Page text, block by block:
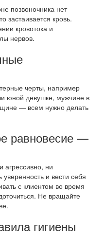
позвоночника нет
застаивается кровь.
кровотока и
нервов.
черты, например
юной девушке, мужчине в
— всем нужно делать
равновесие —
агрессивно, ни
и вести себя
с клиентом во время
Не вращайте
гигиены